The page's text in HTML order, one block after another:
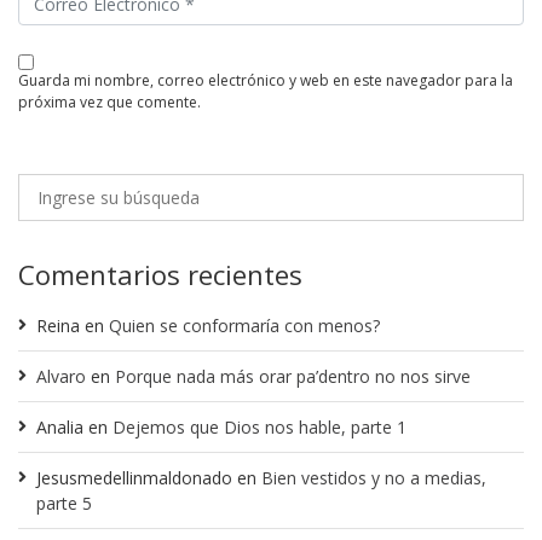
guarda mi nombre, correo electrónico y web en este navegador para la
próxima vez que comente.
Comentarios recientes
Reina en Quien se conformaría con menos?
Alvaro en Porque nada más orar pa’dentro no nos sirve
Analia en Dejemos que Dios nos hable, parte 1
Jesusmedellinmaldonado en Bien vestidos y no a medias,
parte 5